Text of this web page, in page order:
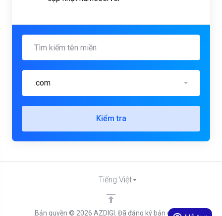
.com
Kiểm tra
Bản quyền © 2026 AZDIGI. Đã đăng ký bản quyền.
Tiếng Việt